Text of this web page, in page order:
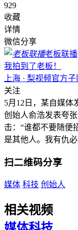
929
收藏
详情
微信分享
老板联播
我拍到了老板！
上海 · 梨视频官方
关注
5月12日，某自媒体
创始人俞浩发表夸
击：“谁都不要随便
是其他人。我有仇
扫二维码分享
媒体 科技 创始人
相关视频